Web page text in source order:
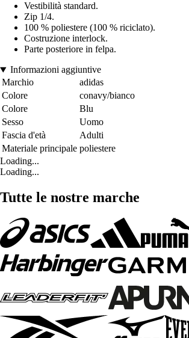
Vestibilità standard.
Zip 1/4.
100 % poliestere (100 % riciclato).
Costruzione interlock.
Parte posteriore in felpa.
Informazioni aggiuntive
Marchio
adidas
Colore
conavy/bianco
Colore
Blu
Sesso
Uomo
Fascia d'età
Adulti
Materiale principale poliestere
Loading...
Loading...
Tutte le nostre marche